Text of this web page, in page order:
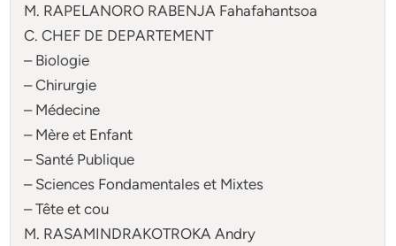
M. RAPELANORO RABENJA Fahafahantsoa
C. CHEF DE DEPARTEMENT
– Biologie
– Chirurgie
– Médecine
– Mère et Enfant
– Santé Publique
– Sciences Fondamentales et Mixtes
– Tête et cou
M. RASAMINDRAKOTROKA Andry